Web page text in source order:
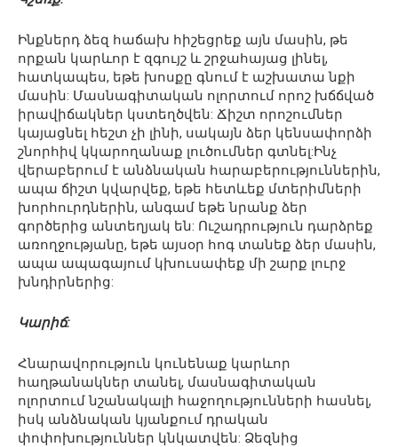
Ինքներդ ձեզ հաճախ հիշեցրեք այն մասին, թե
որքան կարևոր է զգույշ և շրջահայաց լինել,
հատկապես, եթե խոսքը գնում է աշխատա նքի
մասին: Մասնագիտական ոլորտում որոշ խճճված
իրավիճակներ կստեղծվեն: Ճիշտ որոշումներ
կայացնել հեշտ չի լինի, սակայն ձեր կենսափորձի
շնորհիվ կկարողանաք լուծումներ գտնել:Ինչ
վերաբերում է անձնական հարաբերություններին,
ապա ճիշտ կվարվեք, եթե հետևեք մտերիմների
խորհուրդներին, անգամ եթե նրանք ձեր
գործերից անտեղյակ են: Ուշադրություն դարձրեք
առողջությանը, եթե այսօր հոգ տանեք ձեր մասին,
ապա ապագայում կխուսափեք մի շարք լուրջ
խնդիրներից:
Կարիճ:
Հնարավորություն կունենաք կարևոր
հաղթանակներ տանել, մասնագիտական
ոլորտում նշանակալի հաջողությունների հասնել,
իսկ անձնական կյանքում դրական
փոփոխություններ կնկատվեն: Ձեզնից